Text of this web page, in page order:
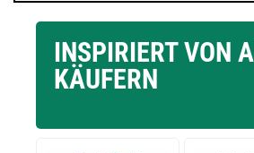
INSPIRIERT VON
KÄUFERN